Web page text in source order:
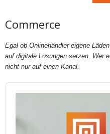
Commerce
Egal ob Onlinehändler eigene
auf digitale Lösungen setzen. Wer
nicht nur auf einen Kanal.
Audio
Player